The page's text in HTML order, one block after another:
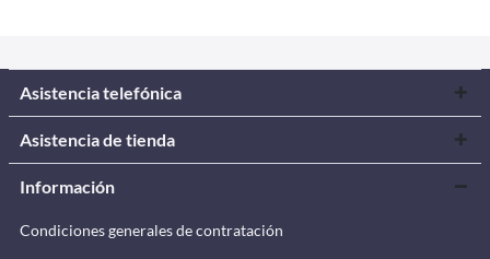
Asistencia telefónica
Asistencia de tienda
Información
Condiciones generales de contratación